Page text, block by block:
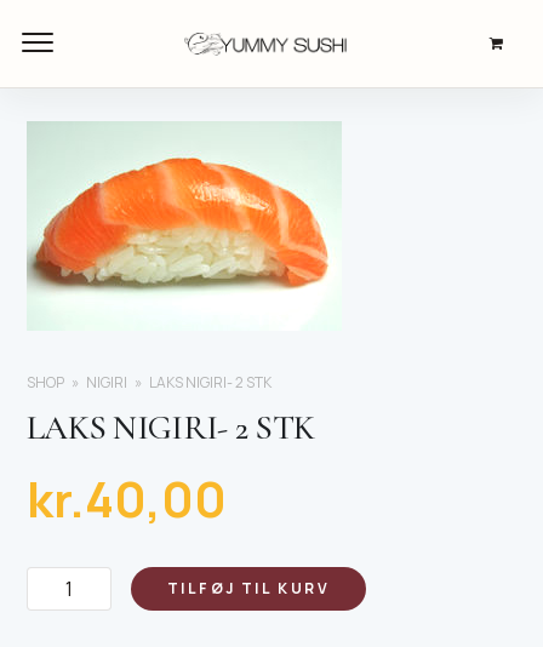
SHOP NIGIRI LAKS NIGIRI- 2 STK
LAKS NIGIRI- 2 STK
kr.40,00
Laks
Nigiri-
TILFØJ TIL KURV